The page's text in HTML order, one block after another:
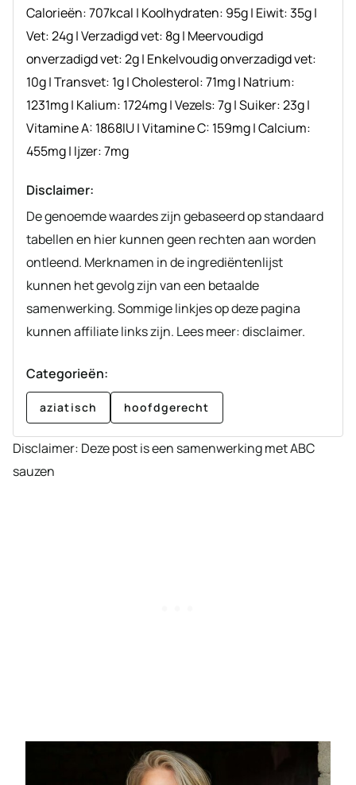
Calorieën:707kcal | Koolhydraten: 95g| Eiwit:35g|
Vet:24g|Verzadigd vet: 8g| Meervoudigd
onverzadigd vet:2g| Enkelvoudig onverzadigd vet:
10g|Transvet: 1g|Cholesterol:71mg| Natrium:
1231mg| Kalium: 1724mg|Vezels:7g|Suiker:23g|
Vitamine A: 1868IU|Vitamine C: 159mg|Calcium:
455mg| Ijzer:7mg
Disclaimer:
De genoemde waardes zijn gebaseerd op standaard
tabellen en hier kunnen geen rechten aan worden
ontleend. Merknamen in de ingrediëntenlijst
kunnen het gevolg zijn van een betaalde
samenwerking. Sommige linkjes op deze pagina
kunnen affiliate links zijn. Lees meer: disclaimer.
Categorieën:
aziatisch hoofdgerecht
Disclaimer: Deze post is een samenwerking met ABC
sauzen